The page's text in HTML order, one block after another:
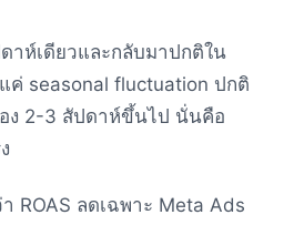
าห์เดียวและกลับมาปกติใน
ค่ seasonal fluctuation ปกติ
ง 2-3 สัปดาห์ขึ้นไป นั่นคือ
ROAS ลดเฉพาะ Meta Ads